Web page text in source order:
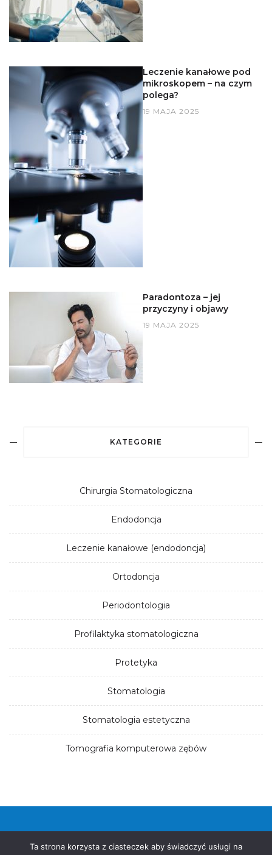
Leczenie kanałowe pod
mikroskopem – na czym
polega?
19 MAJA 2025
Paradontoza – jej
przyczyny i objawy
19 MAJA 2025
KATEGORIE
Chirurgia Stomatologiczna
Endodoncja
Leczenie kanałowe (endodoncja)
Ortodoncja
Periodontologia
Profilaktyka stomatologiczna
Protetyka
Stomatologia
Stomatologia estetyczna
Tomografia komputerowa zębów
© 2026. Wszystkie prawa zastrzeżone
Ta strona korzysta z ciasteczek aby świadczyć usługi na